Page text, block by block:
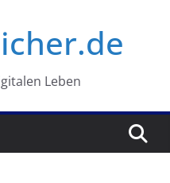
Leben